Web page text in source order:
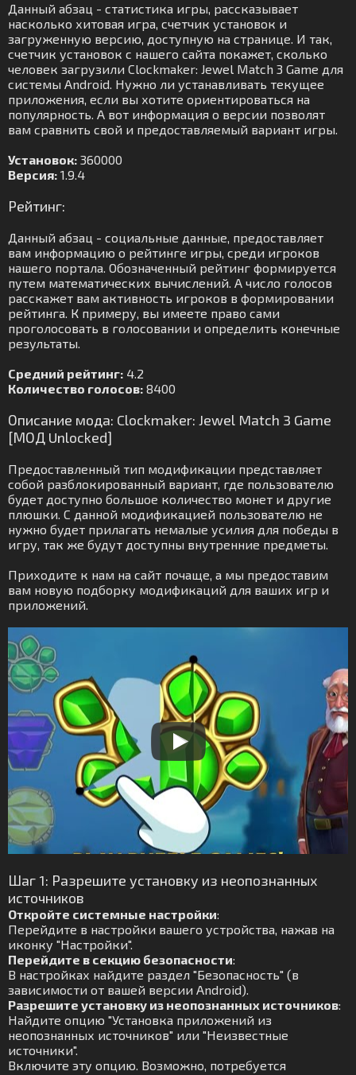
Данный абзац - статистика игры, рассказывает
насколько хитовая игра, счетчик установок и
загруженную версию, доступную на странице. И так,
счетчик установок с нашего сайта покажет, сколько
человек загрузили Clockmaker: Jewel Match 3 Game для
системы Android. Нужно ли устанавливать текущее
приложения, если вы хотите ориентироваться на
популярность. А вот информация о версии позволят
вам сравнить свой и предоставляемый вариант игры.
Установок: 360000
Версия: 1.9.4
Рейтинг:
Данный абзац - социальные данные, предоставляет
вам информацию о рейтинге игры, среди игроков
нашего портала. Обозначенный рейтинг формируется
путем математических вычислений. А число голосов
расскажет вам активность игроков в формировании
рейтинга. К примеру, вы имеете право сами
проголосовать в голосовании и определить конечные
результаты.
Средний рейтинг: 4.2
Количество голосов: 8400
Описание мода: Clockmaker: Jewel Match 3 Game
[МОД Unlocked]
Предоставленный тип модификации представляет
собой разблокированный вариант, где пользователю
будет доступно большое количество монет и другие
плюшки. С данной модификацией пользователю не
нужно будет прилагать немалые усилия для победы в
игру, так же будут доступны внутренние предметы.
Приходите к нам на сайт почаще, а мы предоставим
вам новую подборку модификаций для ваших игр и
приложений.
Шаг 1: Разрешите установку из неопознанных
источников
Откройте системные настройки:
Перейдите в настройки вашего устройства, нажав на
иконку "Настройки".
Перейдите в секцию безопасности:
В настройках найдите раздел "Безопасность" (в
зависимости от вашей версии Android).
Разрешите установку из неопознанных источников:
Найдите опцию "Установка приложений из
неопознанных источников" или "Неизвестные
источники".
Включите эту опцию. Возможно, потребуется